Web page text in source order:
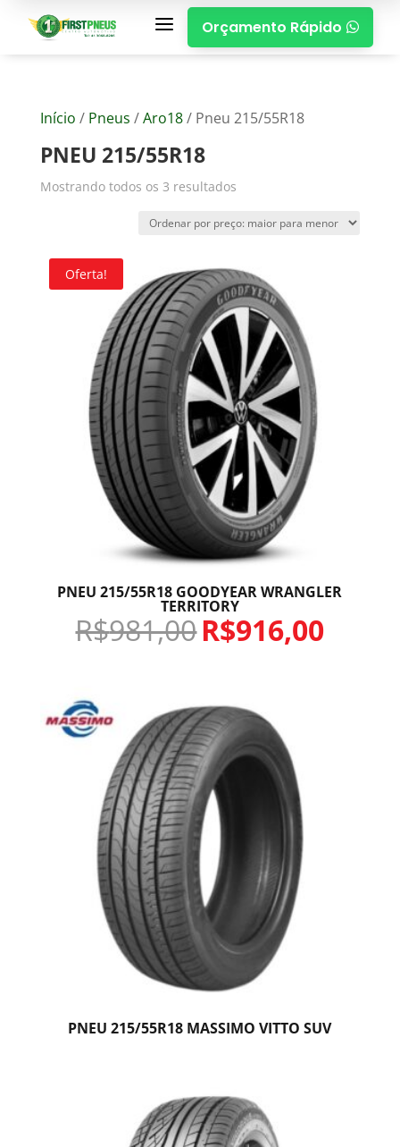
a Orçamento Rápido 
Início / Pneus /Aro18/ Pneu 215/55R18
PNEU 215/55R18
Mostrando todos os 3 resultados
Oferta!
PNEU 215/55R18 GOODYEAR WRANGLER
TERRITORY
R$981,00R$916,00
PNEU 215/55R18 MASSIMO VITTO SUV